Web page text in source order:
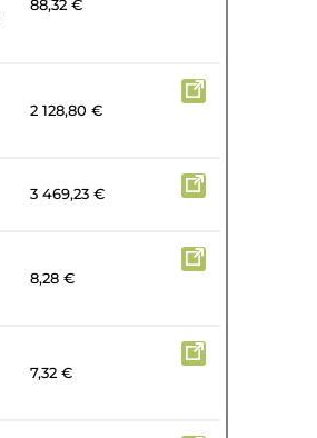
88,32 €
2 128,80 €
3 469,23 €
8,28 €
7,32 €